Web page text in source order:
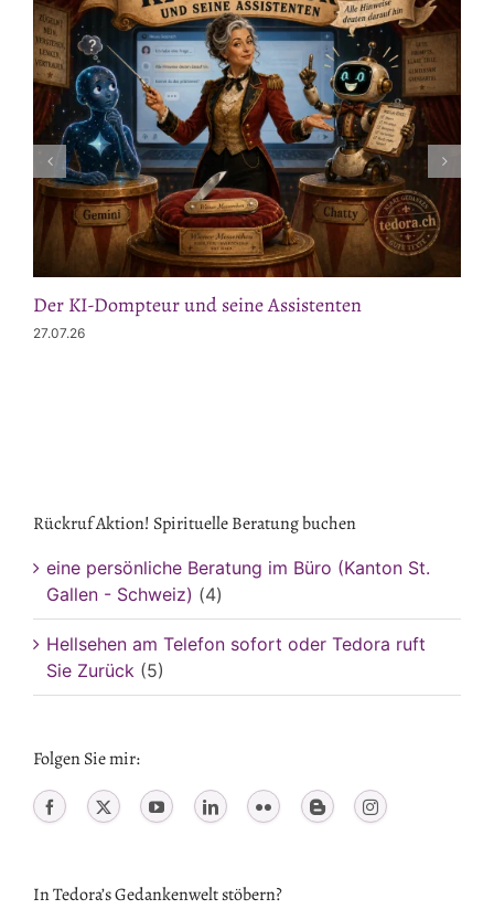
Der KI-Dompteur und seine Assistenten
27.07.26
Rückruf Aktion! Spirituelle Beratung buchen
eine persönliche Beratung im Büro (Kanton St.
Gallen - Schweiz) (4)
Hellsehen am Telefon sofort oder Tedora ruft
Sie Zurück (5)
Folgen Sie mir:
In Tedora’s Gedankenwelt stöbern?